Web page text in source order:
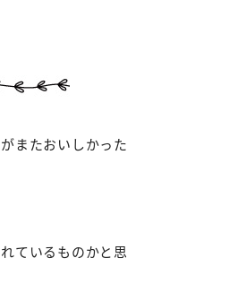
またおいしかった
ているものかと思